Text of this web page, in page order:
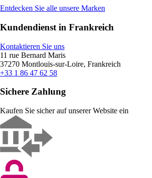
Entdecken Sie alle unsere Marken
Kundendienst in Frankreich
Kontaktieren Sie uns
11 rue Bernard Maris
37270 Montlouis-sur-Loire, Frankreich
+33 1 86 47 62 58
Sichere Zahlung
Kaufen Sie sicher auf unserer Website ein